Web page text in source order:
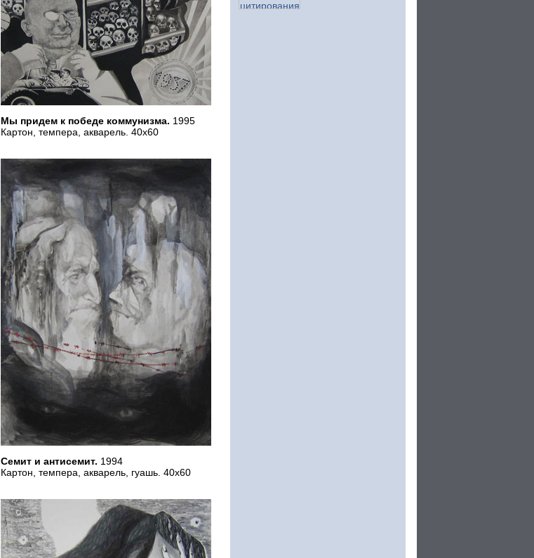
Мы придем к победе коммунизма. 1995
Картон, темпера, акварель. 40х60
Семит и антисемит. 1994
Картон, темпера, акварель, гуашь. 40х60